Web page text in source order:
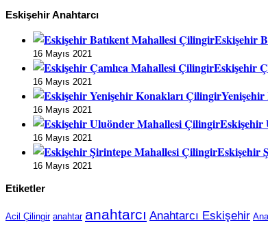
Eskişehir Anahtarcı
Eskişehir
16 Mayıs 2021
Eskişehir
16 Mayıs 2021
16 Mayıs 2021
Eskişehir
16 Mayıs 2021
Eskişehir
16 Mayıs 2021
Etiketler
Acil Çilingir anahtar anahtarcı Anahtarcı Eskişehir